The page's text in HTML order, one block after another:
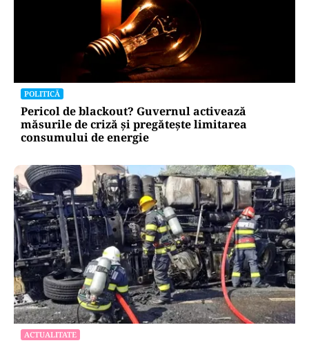
POLITICĂ
Pericol de blackout? Guvernul activează
măsurile de criză și pregătește limitarea
consumului de energie
ACTUALITATE